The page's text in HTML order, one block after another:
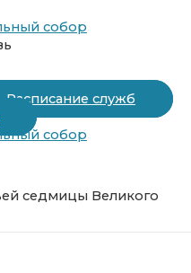
Расписание служб
седмицы Великого